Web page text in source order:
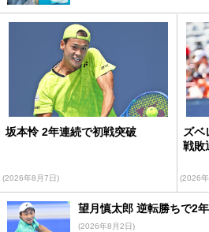
坂本怜 2年連続で初戦突破
(2026年8月7日)
ズベ
戦敗
(2026
望月慎太郎 逆転勝ちで2
(2026年8月2日)